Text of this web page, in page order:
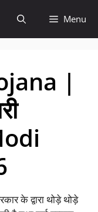
Menu
|
के द्वारा थोड़े थोड़े